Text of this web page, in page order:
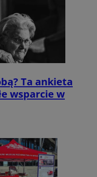
Ta ankieta
wsparcie w